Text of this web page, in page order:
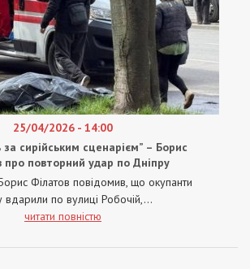
25/04/2026 - 14:00
сирійським сценарієм” – Борис
про повторний удар по Дніпру
Філатов повідомив, що окупанти
вдарили по вулиці Робочій,...
читати повністю